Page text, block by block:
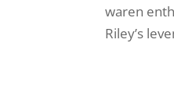
waren
Riley’s